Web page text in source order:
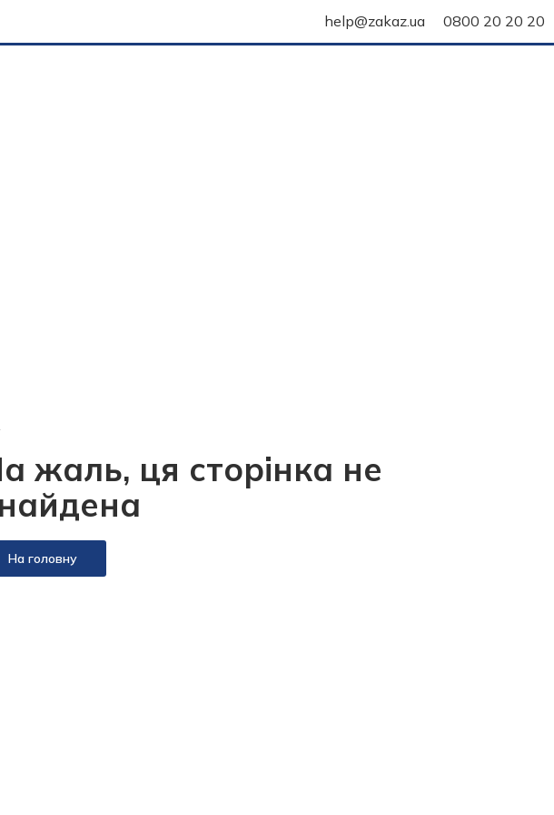
help@zakaz.ua 0800 20 20 20
жаль, ця сторінка не
На головну